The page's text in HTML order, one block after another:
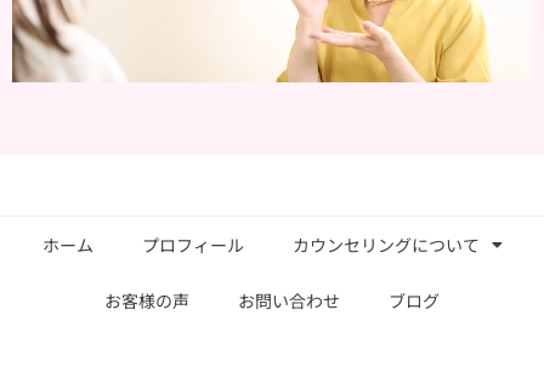
ホーム プロフィール カウンセリングについて
お客様の声 お問い合わせ ブログ